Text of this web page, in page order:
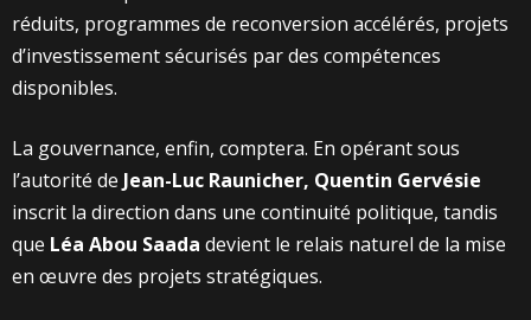
réduits, programmes de reconversion accélérés, projets
d’investissement sécurisés par des compétences
disponibles.
La gouvernance, enfin, comptera. En opérant sous
l’autorité de Jean-Luc Raunicher, Quentin Gervésie
inscrit la direction dans une continuité politique, tandis
que Léa Abou Saada devient le relais naturel de la mise
en œuvre des projets stratégiques.